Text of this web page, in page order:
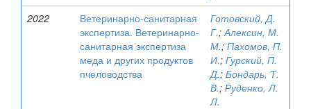
2022
Ветеринарно-санитарная
экспертиза. Ветеринарно-
санитарная экспертиза
меда и других продуктов
пчеловодства
Готовский, Д.
Г.;Алексин, М.
М.; Пахомов, П.
И.; Гурский, П.
Д.; Бондарь, Т.
В.; Руденко, Л.
Л.